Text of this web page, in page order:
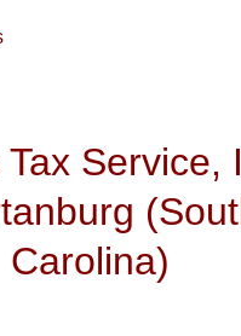
Service,
Carolina)